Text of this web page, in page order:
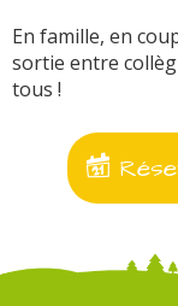
En famille, en
sortie entre
tous !